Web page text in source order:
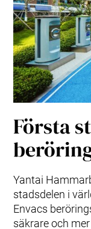
Första
Yantai
stadsdelen i
Envacs
säkrare och